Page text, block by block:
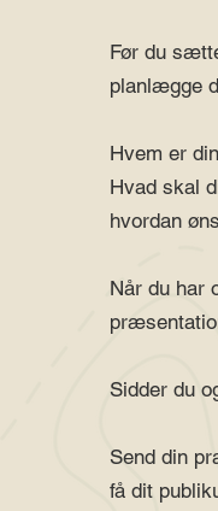
Før du
planlægge
Hvem er
Hvad skal
hvordan
Når du har
Sidder du
Send din
få dit